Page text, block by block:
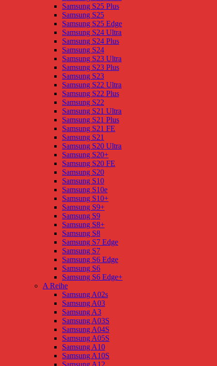
Samsung S25 Plus
Samsung S25
Samsung S25 Edge
Samsung S24 Ultra
Samsung S24 Plus
Samsung S24
Samsung S23 Ultra
Samsung S23 Plus
Samsung S23
Samsung S22 Ultra
Samsung S22 Plus
Samsung S22
Samsung S21 Ultra
Samsung S21 Plus
Samsung S21 FE
Samsung S21
Samsung S20 Ultra
Samsung S20+
Samsung S20 FE
Samsung S20
Samsung S10
Samsung S10e
Samsung S10+
Samsung S9+
Samsung S9
Samsung S8+
Samsung S8
Samsung S7 Edge
Samsung S7
Samsung S6 Edge
Samsung S6
Samsung S6 Edge+
A Reihe
Samsung A02s
Samsung A03
Samsung A3
Samsung A03S
Samsung A04S
Samsung A05S
Samsung A10
Samsung A10S
Samsung A12